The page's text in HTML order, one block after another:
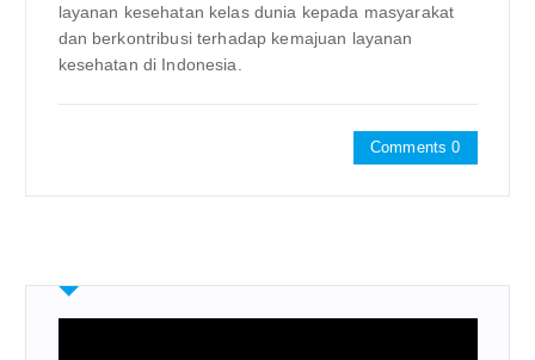
layanan kesehatan kelas dunia kepada masyarakat
dan berkontribusi terhadap kemajuan layanan
kesehatan di Indonesia.
Comments 0